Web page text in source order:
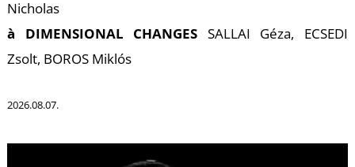
Nicholas
à DIMENSIONAL CHANGES SALLAI Géza, ECSEDI
Zsolt, BOROS Miklós
2026.08.07.